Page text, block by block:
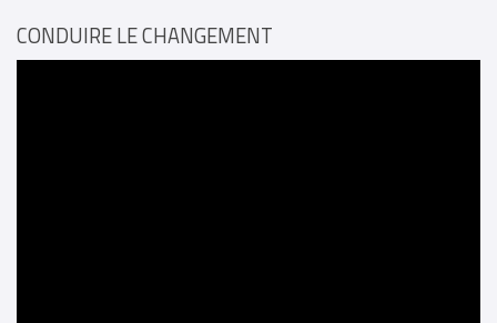
CONDUIRE LE CHANGEMENT